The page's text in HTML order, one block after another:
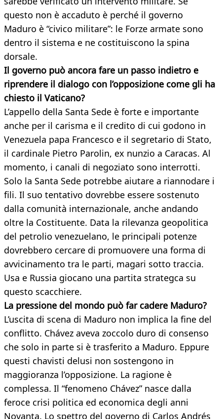
questo non è accaduto è perché il governo
Maduro è “civico militare”: le Forze armate sono
dentro il sistema e ne costituiscono la spina
dorsale.
Il governo può ancora fare un passo indietro e
riprendere il dialogo con l’opposizione come gli ha
chiesto il Vaticano?
L’appello della Santa Sede è forte e importante
anche per il carisma e il credito di cui godono in
Venezuela papa Francesco e il segretario di Stato,
il cardinale Pietro Parolin, ex nunzio a Caracas. Al
momento, i canali di negoziato sono interrotti.
Solo la Santa Sede potrebbe aiutare a riannodare i
fili. Il suo tentativo dovrebbe essere sostenuto
dalla comunità internazionale, anche andando
oltre la Costituente. Data la rilevanza geopolitica
del petrolio venezuelano, le principali potenze
dovrebbero cercare di promuovere una forma di
avvicinamento tra le parti, magari sotto traccia.
Usa e Russia giocano una partita strategca su
questo scacchiere.
La pressione del mondo può far cadere Maduro?
L’uscita di scena di Maduro non implica la fine del
conflitto. Chávez aveva zoccolo duro di consenso
che solo in parte si è trasferito a Maduro. Eppure
questi chavisti delusi non sostengono in
maggioranza l’opposizione. La ragione è
complessa. Il “fenomeno Chávez” nasce dalla
feroce crisi politica ed economica degli anni
Novanta. Lo spettro del governo di Carlos Andrés